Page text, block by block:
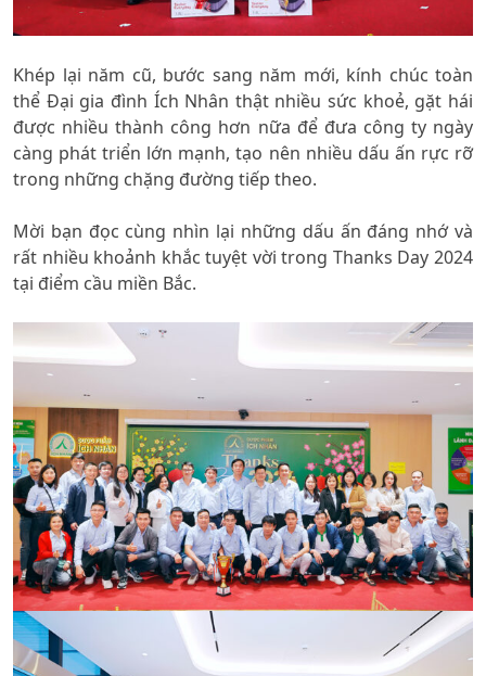
Khép lại năm cũ, bước sang năm mới, kính chúc toàn
thể Đại gia đình Ích Nhân thật nhiều sức khoẻ, gặt hái
được nhiều thành công hơn nữa để đưa công ty ngày
càng phát triển lớn mạnh, tạo nên nhiều dấu ấn rực rỡ
trong những chặng đường tiếp theo.
Mời bạn đọc cùng nhìn lại những dấu ấn đáng nhớ và
rất nhiều khoảnh khắc tuyệt vời trong Thanks Day 2024
tại điểm cầu miền Bắc.